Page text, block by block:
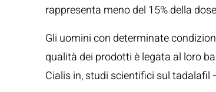
rappresenta meno del 15% della
Gli uomini con determinate
qualità dei prodotti è legata al loro
Cialis in, studi scientifici sul